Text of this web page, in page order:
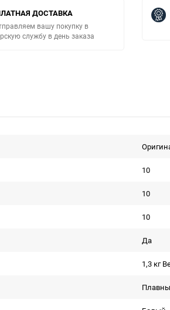
ДОСТАВКА
вашу покупку в
службу в день заказа
10
10
10
Да
1,3 кг